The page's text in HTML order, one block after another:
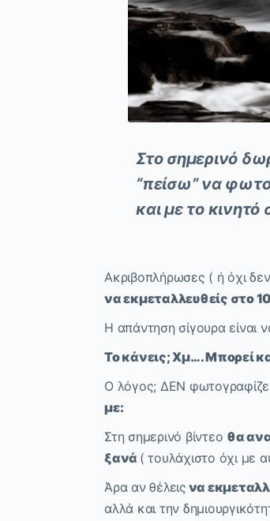
Στο σημερινό
“πείσω” να
και με το
Ακριβοπλήρωσες ( ή όχι
να εκμεταλλευθείς στο
Η απάντηση σίγουρα είναι
Το κάνεις; Χμ…. Μπορεί
Ο λόγος; ΔΕΝ
με:
Στη σημερινό βίντεο θα
ξανά ( τουλάχιστο όχι με
Άρα αν θέλεις να
αλλά και την